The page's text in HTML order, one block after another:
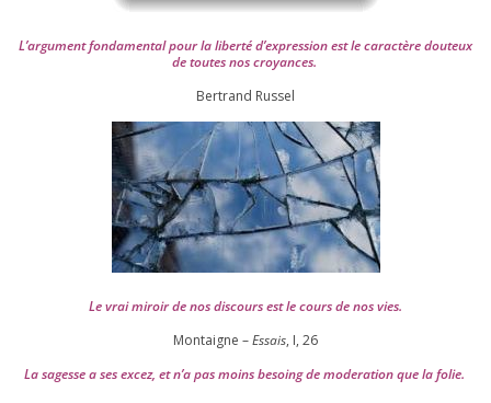
L’argument fon­da­men­tal pour la liber­té d’expression est le carac­tère dou­teux
de toutes nos croyances.
Ber­trand Russel
Le vrai miroir de nos dis­cours est le cours de nos vies.
Montaigne –Essais, I, 26
La sagesse a ses excez, et n’a pas moins besoing de mode­ra­tion que la folie.